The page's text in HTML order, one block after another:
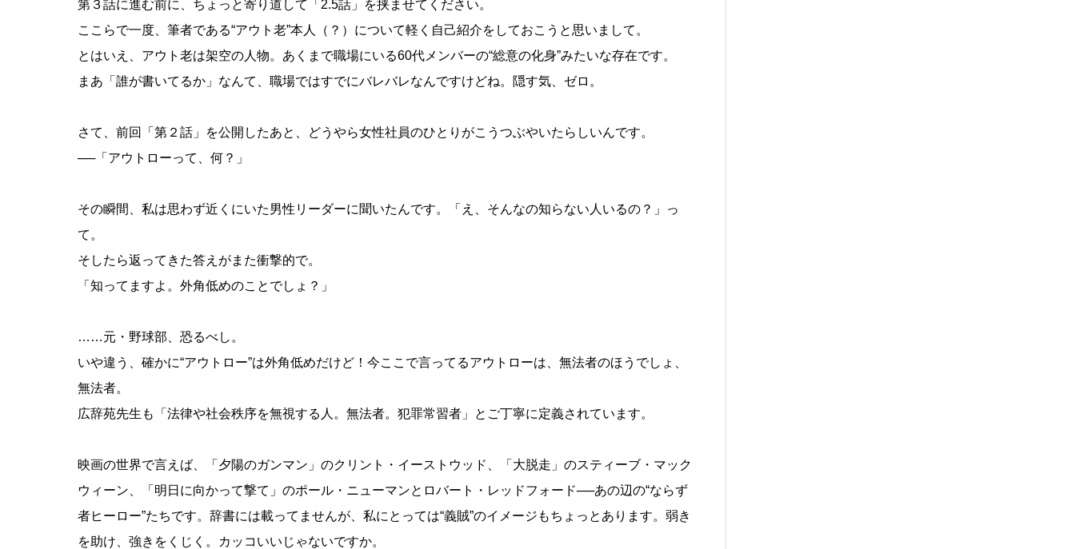
第３話に進む前に、ちょっと寄り道して「2.5話」を挟ませてください。
ここらで一度、筆者である“アウト老”本人（？）について軽く自己紹介をしておこうと思いまして。
とはいえ、アウト老は架空の人物。あくまで職場にいる60代メンバーの“総意の化身”みたいな存在です。
まあ「誰が書いてるか」なんて、職場ではすでにバレバレなんですけどね。隠す気、ゼロ。
さて、前回「第２話」を公開したあと、どうやら女性社員のひとりがこうつぶやいたらしいんです。
──「アウトローって、何？」
その瞬間、私は思わず近くにいた男性リーダーに聞いたんです。「え、そんなの知らない人いるの？」っ
て。
そしたら返ってきた答えがまた衝撃的で。
「知ってますよ。外角低めのことでしょ？」
……元・野球部、恐るべし。
いや違う、確かに“アウトロー”は外角低めだけど！今ここで言ってるアウトローは、無法者のほうでしょ、
無法者。
広辞苑先生も「法律や社会秩序を無視する人。無法者。犯罪常習者」とご丁寧に定義されています。
映画の世界で言えば、「夕陽のガンマン」のクリント・イーストウッド、「大脱走」のスティーブ・マック
ウィーン、「明日に向かって撃て」のポール・ニューマンとロバート・レッドフォード──あの辺の“ならず
者ヒーロー”たちです。辞書には載ってませんが、私にとっては“義賊”のイメージもちょっとあります。弱き
を助け、強きをくじく。カッコいいじゃないですか。